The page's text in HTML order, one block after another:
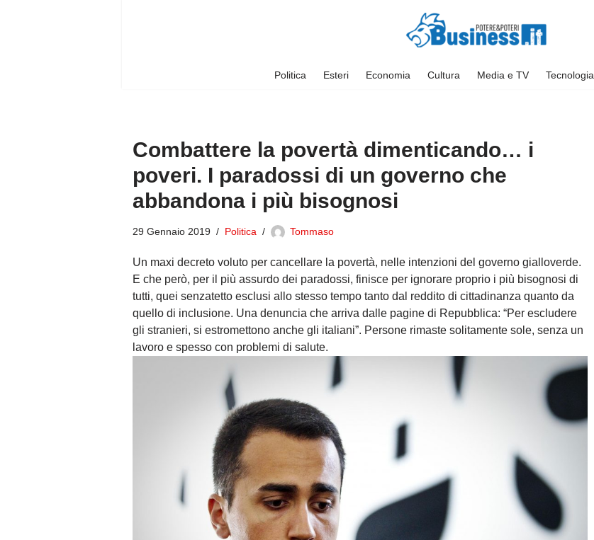
Politica Esteri Economia Cultura Media e TV Tecnologia
Combattere la povertà dimenticando… i
poveri. I paradossi di un governo che
abbandona i più bisognosi
29 Gennaio 2019 Politica Tommaso
Un maxi decreto voluto per cancellare la povertà, nelle intenzioni del governo gialloverde.
E che però, per il più assurdo dei paradossi, finisce per ignorare proprio i più bisognosi di
tutti, quei senzatetto esclusi allo stesso tempo tanto dal reddito di cittadinanza quanto da
quello di inclusione. Una denuncia che arriva dalle pagine di Repubblica: “Per escludere
gli stranieri, si estromettono anche gli italiani”. Persone rimaste solitamente sole, senza un
lavoro e spesso con problemi di salute.